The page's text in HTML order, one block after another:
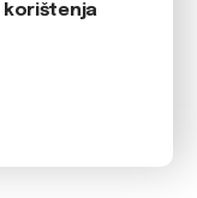
korištenja